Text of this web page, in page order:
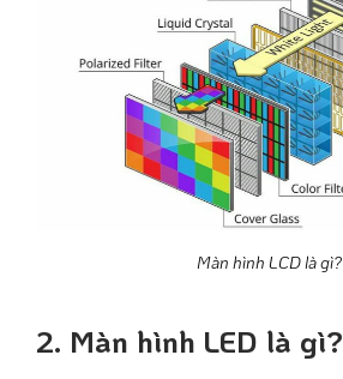
Màn hình LCD là gì?
2. Màn hình LED là gì?